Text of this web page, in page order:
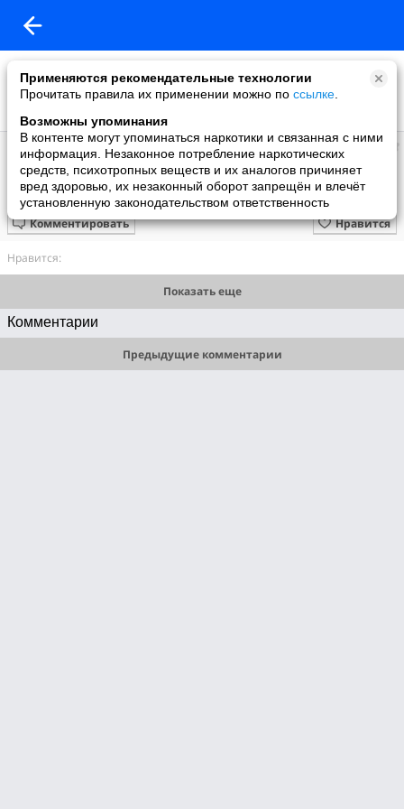
Применяются рекомендательные технологии
Прочитать правила их применении можно по ссылке
Возможны упоминания
В контенте могут упоминаться наркотики и связанная с ними
информация. Незаконное потребление наркотических
средств, психотропных веществ и их аналогов причиняет
вред здоровью, их незаконный оборот запрещён и влечёт
установленную законодательством ответственность
Таня
добавила видео
11.12.2015
СВЕТОВОЕ НОВОГОДНЕЕ ШОУ
Нравится
Комментировать
Нравится:
Показать еще
Комментарии
Предыдущие комментарии